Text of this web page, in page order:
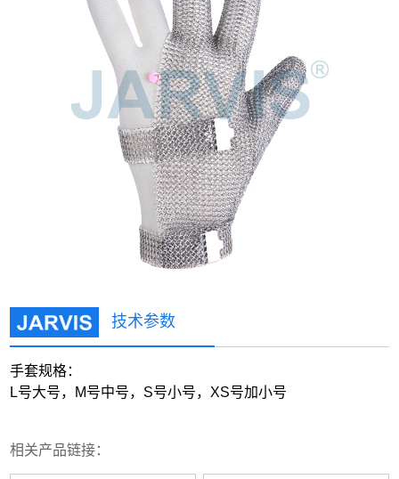
技术参数
手套规格：
L号大号，M号中号，S号小号，XS号加小号
相关产品链接：